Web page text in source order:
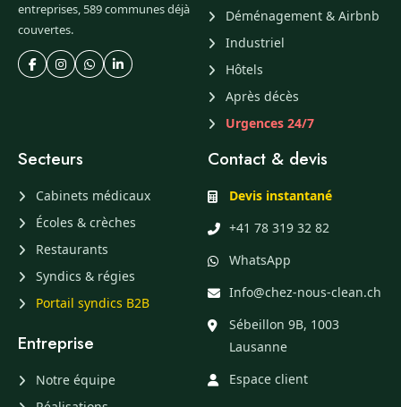
entreprises, 589 communes déjà
couvertes.
Déménagement & Airbnb
Industriel
Hôtels
Après décès
Urgences 24/7
Secteurs
Cabinets médicaux
Écoles & crèches
Restaurants
Syndics & régies
Portail syndics B2B
Entreprise
Notre équipe
Contact & devis
Devis instantané
+41 78 319 32 82
WhatsApp
Info@chez-nous-clean.ch
Sébeillon 9B, 1003
Lausanne
Espace client